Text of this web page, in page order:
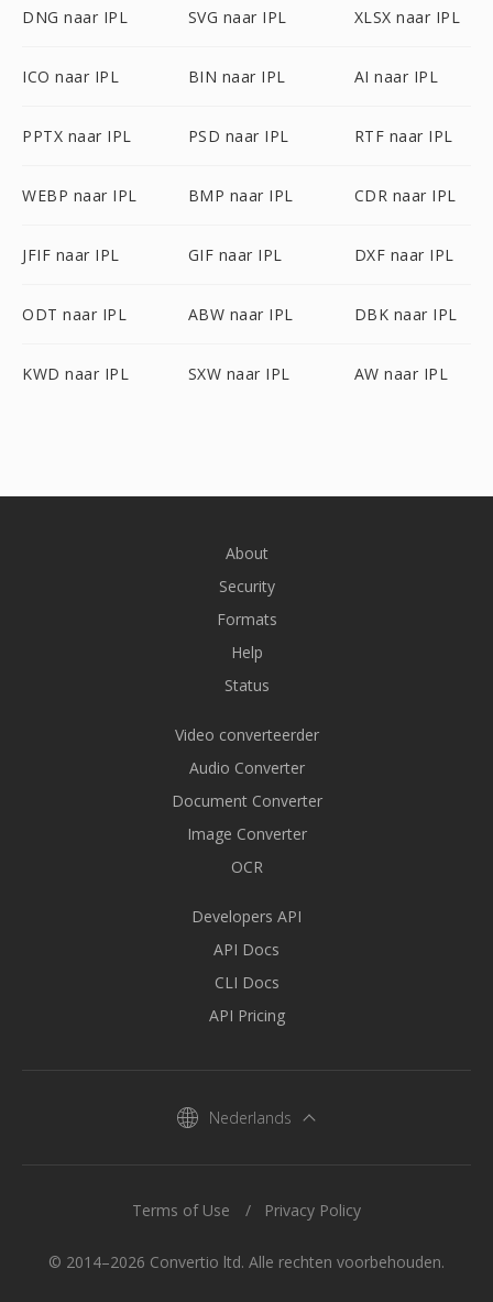
DNG naar IPL SVG naar IPL XLSX naar IPL
ICO naar IPL BIN naar IPL AI naar IPL
PPTX naar IPL PSD naar IPL RTF naar IPL
WEBP naar IPL BMP naar IPL CDR naar IPL
JFIF naar IPL GIF naar IPL DXF naar IPL
ODT naar IPL ABW naar IPL DBK naar IPL
KWD naar IPL SXW naar IPL AW naar IPL
About
Security
Formats
Help
Status
Video converteerder
Audio Converter
Document Converter
Image Converter
OCR
Developers API
API Docs
CLI Docs
API Pricing
Nederlands
© 2014–2026 Convertio ltd. Alle rechten voorbehouden.
Terms of Use Privacy Policy